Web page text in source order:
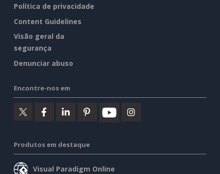
Política de privacidade
Content Guidelines
Visão geral da
segurança
Denunciar abuso
Encontre-nos em
Produtos em destaque
Visual Paradigm Online